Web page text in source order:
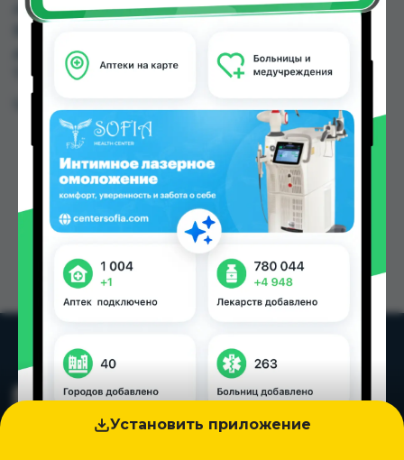
Установить приложение
Арча, Аслфарм №3, Аслфарм №6, Ватан №1,
до 40.00 TJS в Душанбе и других городах
Таджикистана